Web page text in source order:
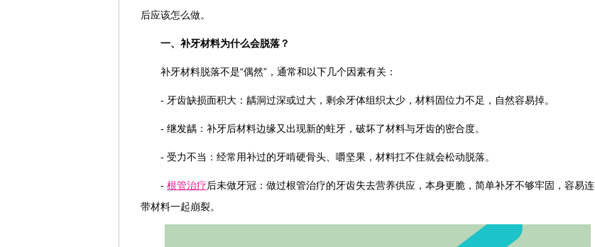
后应该怎么做。
一、补牙材料为什么会脱落？
补牙材料脱落不是“偶然”，通常和以下几个因素有关：
- 牙齿缺损面积大：龋洞过深或过大，剩余牙体组织太少，材料固位力不足，自然容易掉。
- 继发龋：补牙后材料边缘又出现新的蛀牙，破坏了材料与牙齿的密合度。
- 受力不当：经常用补过的牙啃硬骨头、嚼坚果，材料扛不住就会松动脱落。
- 根管治疗后未做牙冠：做过根管治疗的牙齿失去营养供应，本身更脆，简单补牙不够牢固，容易连
带材料一起崩裂。